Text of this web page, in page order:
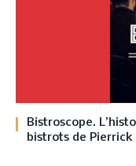
Bistroscope.
bistrots de